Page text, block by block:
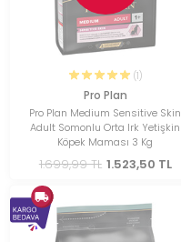
(1)
Pro Plan
Pro Plan Medium Sensitive Skin
Adult Somonlu Orta Irk Yetişkin
Köpek Maması 3 Kg
1.699,99 TL 1.523,50 TL